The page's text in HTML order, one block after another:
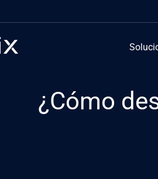
¿Cómo